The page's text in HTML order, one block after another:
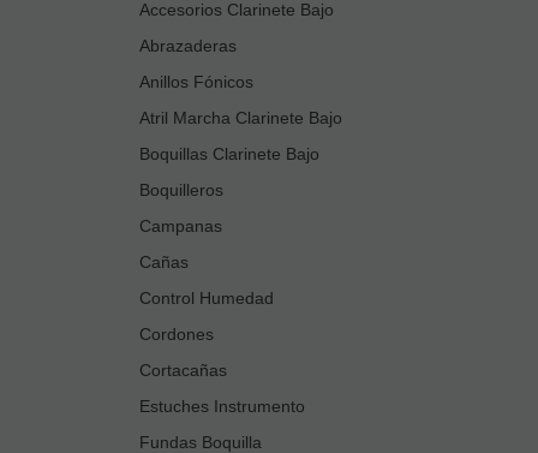
Accesorios Clarinete Bajo
Abrazaderas
Anillos Fónicos
Atril Marcha Clarinete Bajo
Boquillas Clarinete Bajo
Boquilleros
Campanas
Cañas
Control Humedad
Cordones
Cortacañas
Estuches Instrumento
Fundas Boquilla